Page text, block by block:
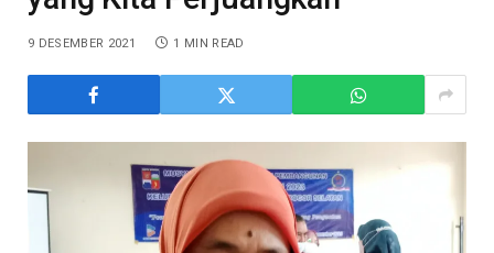
9 DESEMBER 2021 1 MIN READ